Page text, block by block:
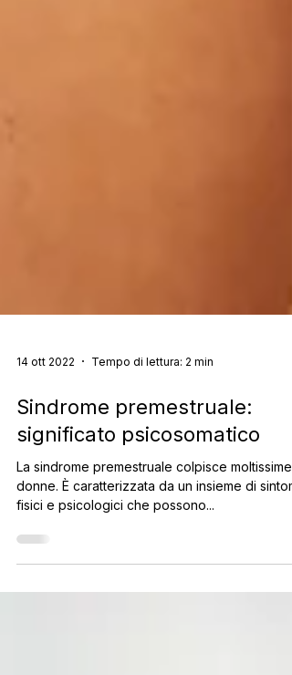
14 ott 2022 Tempo di lettura: 2 min
Sindrome premestruale:
significato psicosomatico
La sindrome premestruale colpisce moltissime